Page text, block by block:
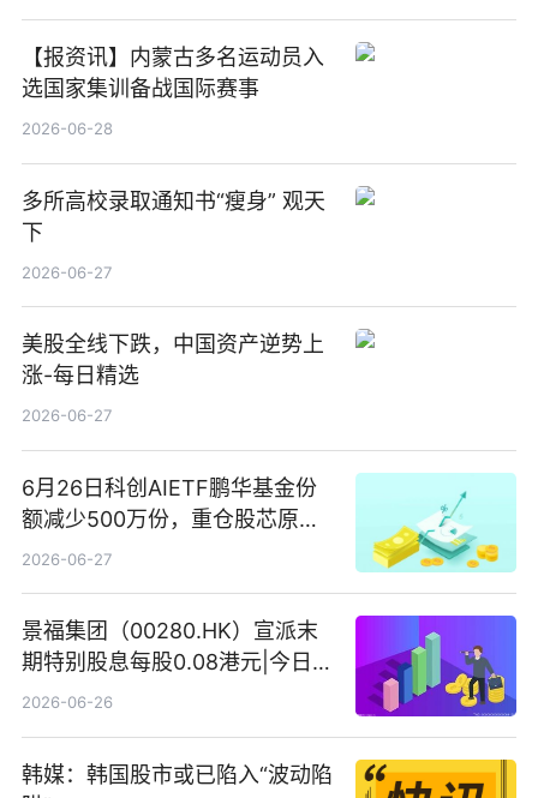
【报资讯】内蒙古多名运动员入
选国家集训备战国际赛事
2026-06-28
多所高校录取通知书“瘦身” 观天
下
2026-06-27
美股全线下跌，中国资产逆势上
涨-每日精选
2026-06-27
6月26日科创AIETF鹏华基金份
额减少500万份，重仓股芯原股
份、寒武纪、澜起科技 观速讯
2026-06-27
景福集团（00280.HK）宣派末
期特别股息每股0.08港元|今日快
看
2026-06-26
韩媒：韩国股市或已陷入“波动陷